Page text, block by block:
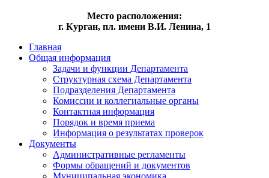
Место расположения:
г. Курган, пл. имени В.И. Ленина, 1
Главная
Общая информация
Задачи и функции Департамента
Структурная схема Департамента
Подразделения Департамента
Комиссии и коллегиальные органы
Контактная информация
Порядок и время приема
Информация о результатах проверок
Документы
Административные регламенты
Формы обращений и документов
Муниципальная экономика